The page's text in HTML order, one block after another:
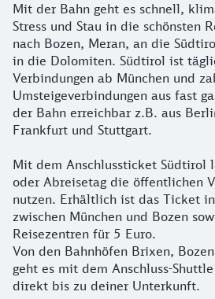
Mit der Bahn geht es schnell,
Stress und Stau in die schönsten
nach Bozen, Meran, an die
in die Dolomiten. Südtirol ist
Verbindungen ab München und
Umsteigeverbindungen aus fast
der Bahn erreichbar z.B. aus
Frankfurt und Stuttgart.
Mit dem Anschlussticket Südtirol
oder Abreisetag die öffentlichen
nutzen. Erhältlich ist das Ticket
zwischen München und Bozen
Reisezentren für 5 Euro.
Von den Bahnhöfen Brixen,
geht es mit dem Anschluss-
direkt bis zu deiner Unterkunft.